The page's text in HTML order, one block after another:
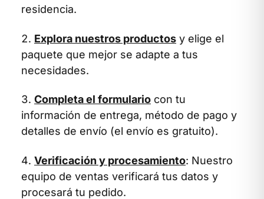
residencia.
Explora nuestros productos y elige el
paquete que mejor se adapte a tus
necesidades.
Completa el formulario con tu
información de entrega, método de pago y
detalles de envío (el envío es gratuito).
Verificación y procesamiento: Nuestro
equipo de ventas verificará tus datos y
procesará tu pedido.